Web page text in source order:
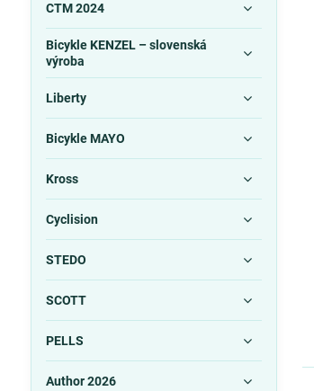
CTM 2024
Bicykle KENZEL – slovenská
výroba
Liberty
Bicykle MAYO
Kross
Cyclision
STEDO
SCOTT
PELLS
Author 2026